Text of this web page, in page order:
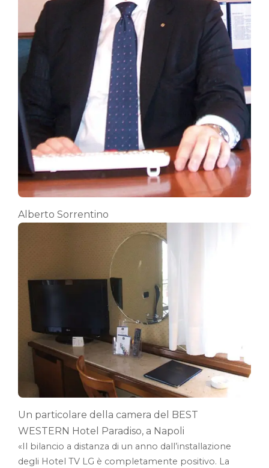
Alberto Sorrentino
Un particolare della camera del BEST
WESTERN Hotel Paradiso, a Napoli
«Il bilancio a distanza di un anno dall’installazione
degli Hotel TV LG è completamente positivo. La